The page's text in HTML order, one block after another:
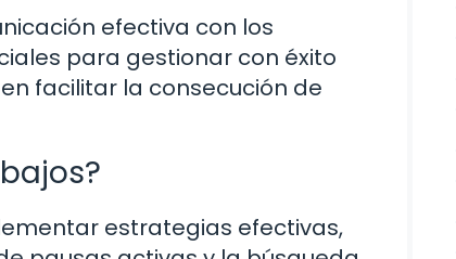
efectiva con los
para gestionar con éxito
facilitar la consecución de
estrategias efectivas,